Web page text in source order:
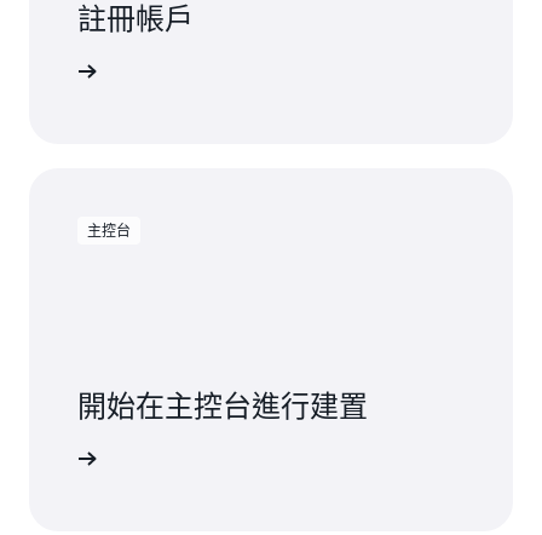
註冊帳戶
主控台
開始在主控台進行建置